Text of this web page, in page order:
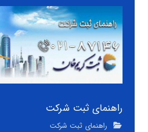
راهنمای ثبت شرکت
راهنمای ثبت شرکت